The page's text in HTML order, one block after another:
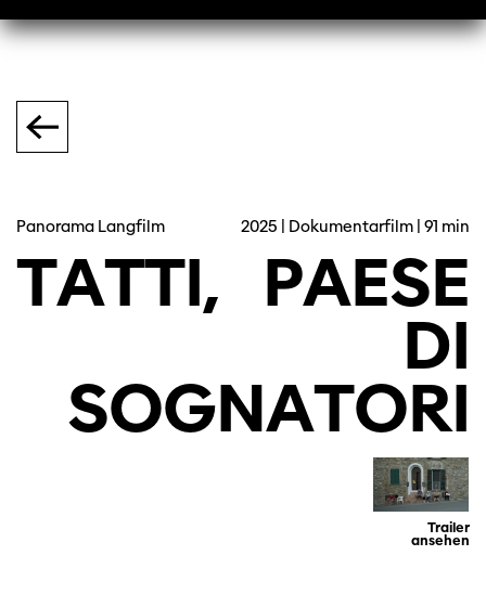
Panorama Langfilm 2025 | Dokumentarfilm | 91 min
TATTI, PAESE
DI
SOGNATORI
Trailer
ansehen